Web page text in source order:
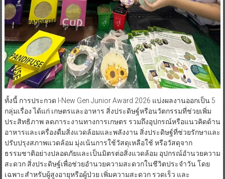
ทั้งนี้ การประกวด I-New Gen Junior Award 2026 แบ่งผลงานออกเป็น 5
กลุ่มเรื่อง ได้แก่ เกษตรและอาหาร สิ่งประดิษฐ์หรือนวัตกรรมที่ช่วยเพิ่ม
ประสิทธิภาพ ลดภาระงานทางการเกษตร รวมถึงอุปกรณ์หรือแนวคิดด้าน
อาหารและเครื่องดื่มสิ่งแวดล้อมและพลังงาน สิ่งประดิษฐ์ที่ช่วยรักษาและ
ปรับปรุงสภาพแวดล้อม มุ่งเน้นการใช้วัสดุเหลือใช้ หรือวัสดุจาก
ธรรมชาติอย่างปลอดภัยและเป็นมิตรต่อสิ่งแวดล้อม อุปกรณ์อำนวยความ
สะดวก สิ่งประดิษฐ์เพื่อช่วยอำนวยความสะดวกในชีวิตประจำวัน โดย
เฉพาะสำหรับผู้สูงอายุหรือผู้ป่วย เพิ่มความสะดวก รวดเร็ว และ